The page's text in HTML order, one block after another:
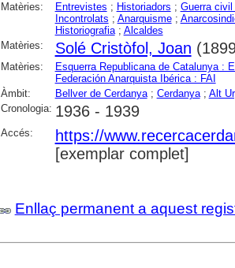
Matèries: Entrevistes ; Historiadors ; Guerra
Incontrolats ; Anarquisme;
Historiografia; Alcaldes
Matèries:
Solé Cristòfol, Joan
Matèries:
Esquerra Republicana de Catalunya :
Federación Anarquista Ibérica : FAI
Àmbit:
Bellver de Cerdanya; Cerdanya; Alt
Cronologia: 1936 - 1939
Accés:
https://
[exemplar complet]
Enllaç permanent a aquest